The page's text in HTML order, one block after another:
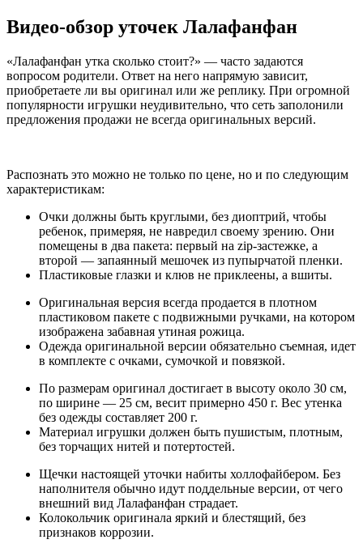
Видео-обзор уточек Лалафанфан
«Лалафанфан утка сколько стоит?» — часто задаются
вопросом родители. Ответ на него напрямую зависит,
приобретаете ли вы оригинал или же реплику. При огромной
популярности игрушки неудивительно, что сеть заполонили
предложения продажи не всегда оригинальных версий.
Распознать это можно не только по цене, но и по следующим
характеристикам:
Очки должны быть круглыми, без диоптрий, чтобы
ребенок, примеряя, не навредил своему зрению. Они
помещены в два пакета: первый на zip-застежке, а
второй — запаянный мешочек из пупырчатой пленки.
Пластиковые глазки и клюв не приклеены, а вшиты.
Оригинальная версия всегда продается в плотном
пластиковом пакете с подвижными ручками, на котором
изображена забавная утиная рожица.
Одежда оригинальной версии обязательно съемная, идет
в комплекте с очками, сумочкой и повязкой.
По размерам оригинал достигает в высоту около 30 см,
по ширине — 25 см, весит примерно 450 г. Вес утенка
без одежды составляет 200 г.
Материал игрушки должен быть пушистым, плотным,
без торчащих нитей и потертостей.
Щечки настоящей уточки набиты холлофайбером. Без
наполнителя обычно идут поддельные версии, от чего
внешний вид Лалафанфан страдает.
Колокольчик оригинала яркий и блестящий, без
признаков коррозии.